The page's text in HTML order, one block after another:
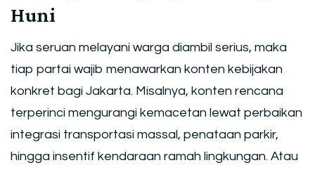
Huni
Jika seruan melayani warga diambil serius, maka
tiap partai wajib menawarkan konten kebijakan
konkret bagi Jakarta. Misalnya, konten rencana
terperinci mengurangi kemacetan lewat perbaikan
integrasi transportasi massal, penataan parkir,
hingga insentif kendaraan ramah lingkungan. Atau